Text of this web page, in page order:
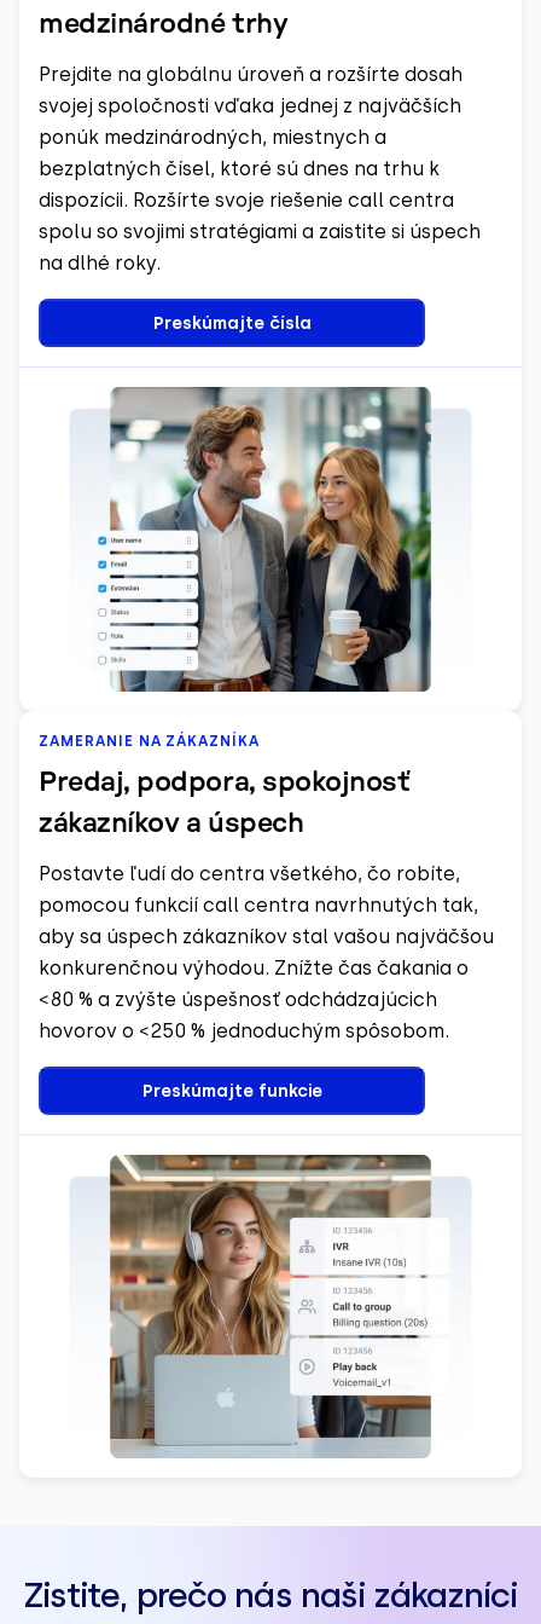
medzinárodné trhy
Prejdite na globálnu úroveň a rozšírte dosah
svojej spoločnosti vďaka jednej z najväčších
ponúk medzinárodných, miestnych a
bezplatných čísel, ktoré sú dnes na trhu k
dispozícii. Rozšírte svoje riešenie call centra
spolu so svojimi stratégiami a zaistite si úspech
na dlhé roky.
Preskúmajte čísla
ZAMERANIE NA ZÁKAZNÍKA
Predaj, podpora, spokojnosť
zákazníkov a úspech
Postavte ľudí do centra všetkého, čo robíte,
pomocou funkcií call centra navrhnutých tak,
aby sa úspech zákazníkov stal vašou najväčšou
konkurenčnou výhodou. Znížte čas čakania o
<80 % a zvýšte úspešnosť odchádzajúcich
hovorov o <250 % jednoduchým spôsobom.
Preskúmajte funkcie
Zistite, prečo nás naši zákazníci